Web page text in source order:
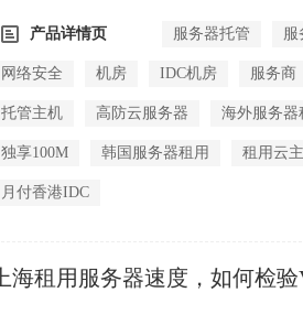
产品详情页
服务器托管 服
网络安全 机房 IDC机房 服务商
托管主机 高防云服务器 海外服务器
独享100M 韩国服务器租用 租用云
月付香港IDC
上海租用服务器速度，如何检